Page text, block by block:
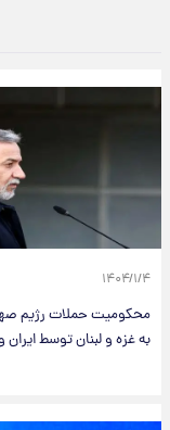
۱۴۰۴/۱/۴
محکومیت حملات رژیم
به غزه و لبنان توسط ایران